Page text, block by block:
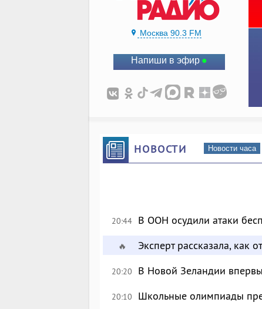
Москва 90.3 FM
Напиши в эфир
НОВОСТИ Новости часа
20:44 В ООН осудили атаки
🔥 Эксперт рассказала, как
20:20 В Новой Зеландии
20:10 Школьные олимпиады